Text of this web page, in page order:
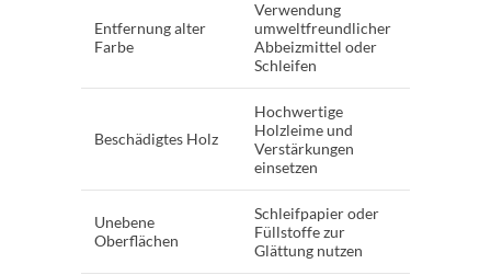
Entfernung alter
Farbe
Verwendung
umweltfreundlicher
Abbeizmittel oder
Schleifen
Beschädigtes Holz
Hochwertige
Holzleime und
Verstärkungen
einsetzen
Unebene
Oberflächen
Schleifpapier oder
Füllstoffe zur
Glättung nutzen